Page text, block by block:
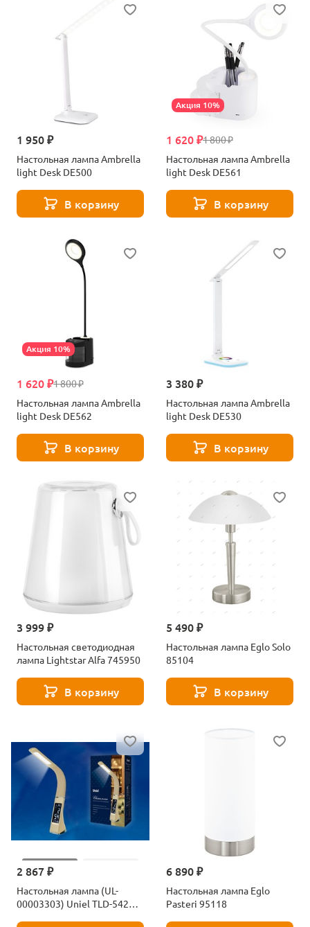
1 950 ₽
Настольная лампа Ambrella
light Desk DE500
В корзину
Акция 10%
1 800 ₽
1 620 ₽
Настольная лампа Ambrella
light Desk DE561
В корзину
Акция 10%
1 800 ₽
1 620 ₽
Настольная лампа Ambrella
light Desk DE562
В корзину
3 380 ₽
Настольная лампа Ambrella
light Desk DE530
В корзину
3 999 ₽
Настольная светодиодная
лампа Lightstar Alfa 745950
В корзину
5 490 ₽
Настольная лампа Eglo Solo
85104
В корзину
2 867 ₽
Настольная лампа (UL-
00003303) Uniel TLD-542
6 890 ₽
Настольная лампа Eglo
Pasteri 95118